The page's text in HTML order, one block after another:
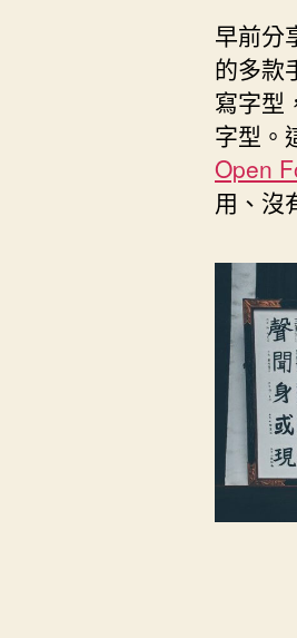
早前分
的多款
寫字型
字型。
Open
用、沒